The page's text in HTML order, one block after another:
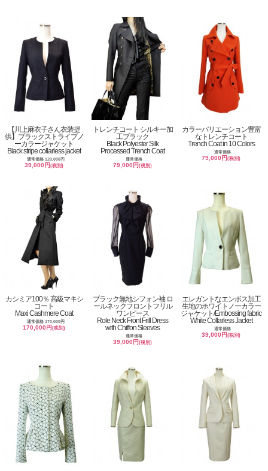
【川上麻衣子さん衣装提
供】ブラックストライプノ
ーカラージャケット
Black stripe collarless jacket
通常価格 120,000円
39,000円(税別)
トレンチコート シルキー加
工ブラック
Black Polyester Silk
Processed Trench Coat
通常価格
79,000円(税別)
カラーバリエーション豊富
なトレンチコート
Trench Coat in 10 Colors
通常価格
79,000円(税別)
カシミア100％ 高級マキシ
コート
Maxi Cashmere Coat
通常価格 170,000円
170,000円(税別)
ブラック無地シフォン袖 ロ
ールネックフロントフリル
ワンピース
Role Neck Front Frill Dress
with Chiffon Sleeves
通常価格
39,000円(税別)
エレガントなエンボス加工
生地のホワイトノーカラー
ジャケット/Embossing fabric
White Collarless Jacket
通常価格
39,000円(税別)